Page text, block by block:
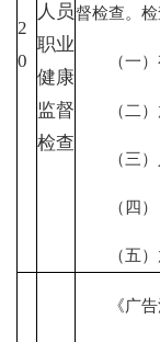
2
0
人员
职业
健康
监督
检查
督检查。检
（一）有
（二）
（三）人
（四）《
（五）放
《广告法